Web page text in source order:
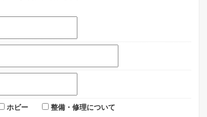
ホビー
整備・修理について